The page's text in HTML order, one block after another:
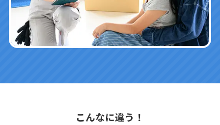
こんなに違う！